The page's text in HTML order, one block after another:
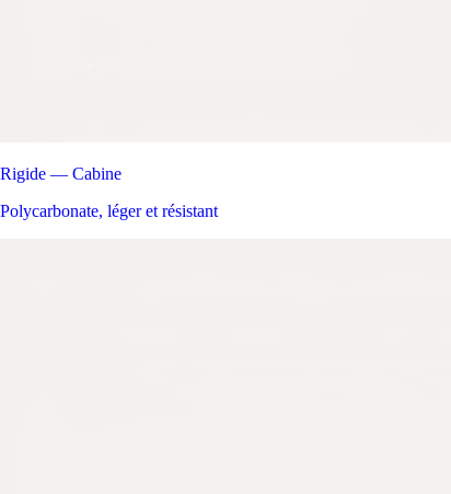
Rigide — Cabine
Polycarbonate, léger et résistant